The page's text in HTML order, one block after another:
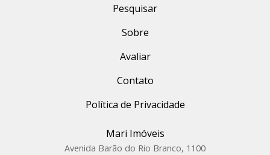
Pesquisar
Sobre
Avaliar
Contato
Política de Privacidade
Mari Imóveis
Avenida Barão do Rio Branco, 1100